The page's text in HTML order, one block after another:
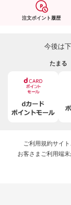
注文ポイント履歴
今後は
たまる
ご利用規約サイ
お客さまご利用端